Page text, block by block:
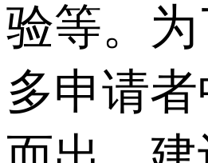
验等。
多申请